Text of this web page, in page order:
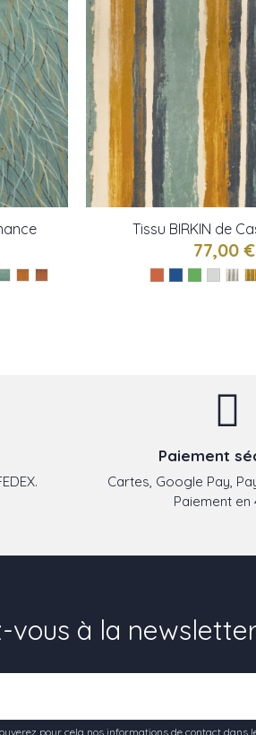
Tissu BIRKIN de
77,00 €
Paiement
Cartes, Google Pay,
Paiement en
vous à la
pour cela nos informations de contact dans